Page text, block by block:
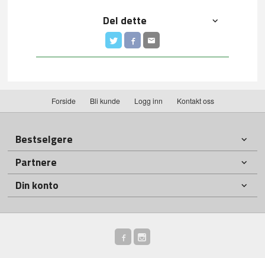
Del dette
Forside Bli kunde Logg inn Kontakt oss
Bestselgere
Partnere
Din konto